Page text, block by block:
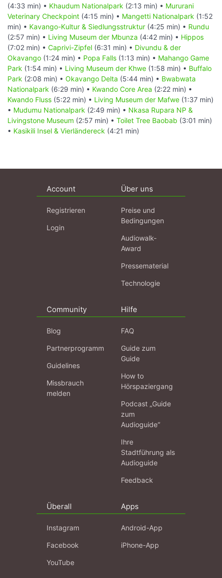
(4:33 min) • Khaudum Nationalpark (2:13 min) • Mururani
Veterinary Checkpoint (4:15 min) • Mangetti Nationalpark (1:52
min) • Kavango-Kultur & Siedlungsstruktur (4:25 min) • Rundu
(2:57 min) • Living Museum der Mbunza (4:42 min) • Hippos
(7:02 min) • Caprivi-Zipfel (6:31 min) • Divundu & der
Okavango (1:24 min) • Popa Falls (1:13 min) • Mahango Game
Park (1:54 min) • Living Museum der Khwe (1:58 min) • Buffalo
Park (2:08 min) • Okavango Delta (5:44 min) • Bwabwata
Nationalpark (6:29 min) • Kwando Core Area (2:22 min) •
Kwando Fluss (5:22 min) • Living Museum der Mafwe (1:37 min)
• Mudumu Nationalpark (2:49 min) • Nkasa Rupara NP &
Livingstone Museum (2:57 min) • Toilet Tree Baobab (3:01 min)
• Kasikili Insel & Vierländereck (4:21 min)
Account
Registrieren
Login
Über uns
Preise und
Bedingungen
Audiowalk-
Award
Pressematerial
Technologie
Community
Blog
Partnerprogramm
Guidelines
Missbrauch
melden
Hilfe
FAQ
Guide zum
Guide
How to
Hörspaziergang
Podcast „Guide
zum
Audioguide“
Ihre
Stadtführung als
Audioguide
Feedback
Überall
Instagram
Facebook
YouTube
Apps
Android-App
iPhone-App